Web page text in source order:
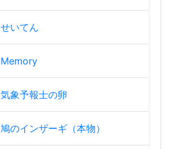
せいてん
Memory
気象予報士の卵
鳩のインザーギ（本物）